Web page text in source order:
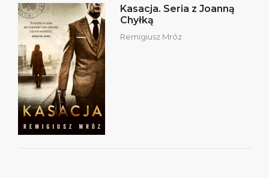
Kasacja. Seria z Joanną
Chyłką
Remigiusz Mróz